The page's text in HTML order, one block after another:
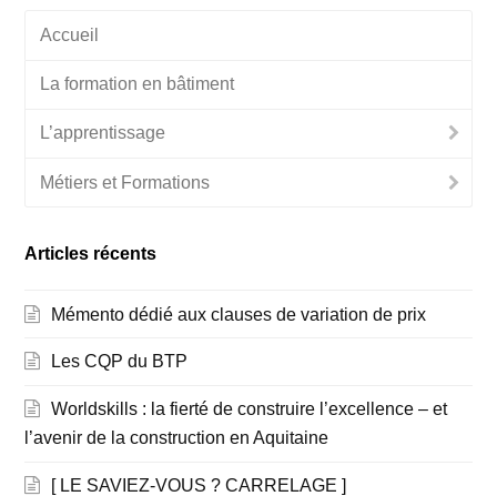
Accueil
La formation en bâtiment
L’apprentissage
Métiers et Formations
Articles récents
Mémento dédié aux clauses de variation de prix
Les CQP du BTP
Worldskills : la fierté de construire l’excellence – et
l’avenir de la construction en Aquitaine
[ LE SAVIEZ-VOUS ? CARRELAGE ]